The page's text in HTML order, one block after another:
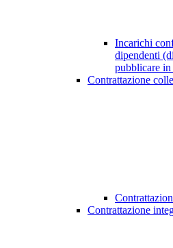
Incarichi
dipendenti
pubblicare in
Contrattazione
Contrattazione